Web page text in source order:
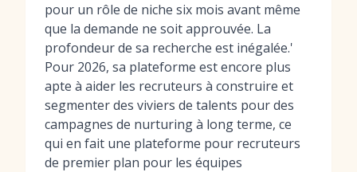
pour un rôle de niche six mois avant même
que la demande ne soit approuvée. La
profondeur de sa recherche est inégalée.'
Pour 2026, sa plateforme est encore plus
apte à aider les recruteurs à construire et
segmenter des viviers de talents pour des
campagnes de nurturing à long terme, ce
qui en fait une plateforme pour recruteurs
de premier plan pour les équipes